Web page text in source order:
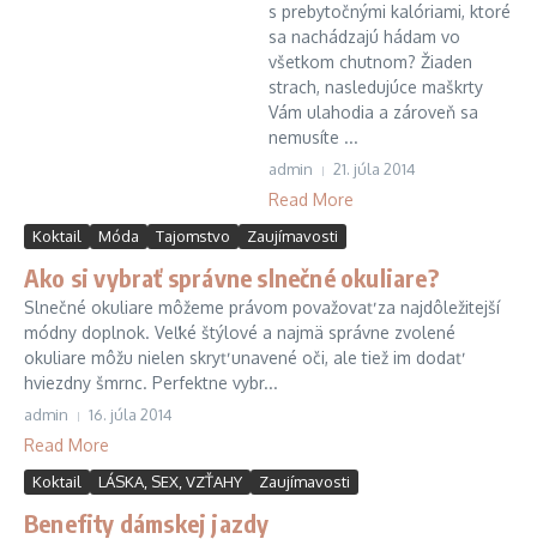
s prebytočnými kalóriami, ktoré
sa nachádzajú hádam vo
všetkom chutnom? Žiaden
strach, nasledujúce maškrty
Vám ulahodia a zároveň sa
nemusíte ...
admin 21. júla 2014
Read More
Koktail Móda Tajomstvo Zaujímavosti
Ako si vybrať správne slnečné okuliare?
Slnečné okuliare môžeme právom považovať za najdôležitejší
módny doplnok. Veľké štýlové a najmä správne zvolené
okuliare môžu nielen skryť unavené oči, ale tiež im dodať
hviezdny šmrnc. Perfektne vybr...
admin 16. júla 2014
Read More
Koktail LÁSKA, SEX, VZŤAHY Zaujímavosti
Benefity dámskej jazdy